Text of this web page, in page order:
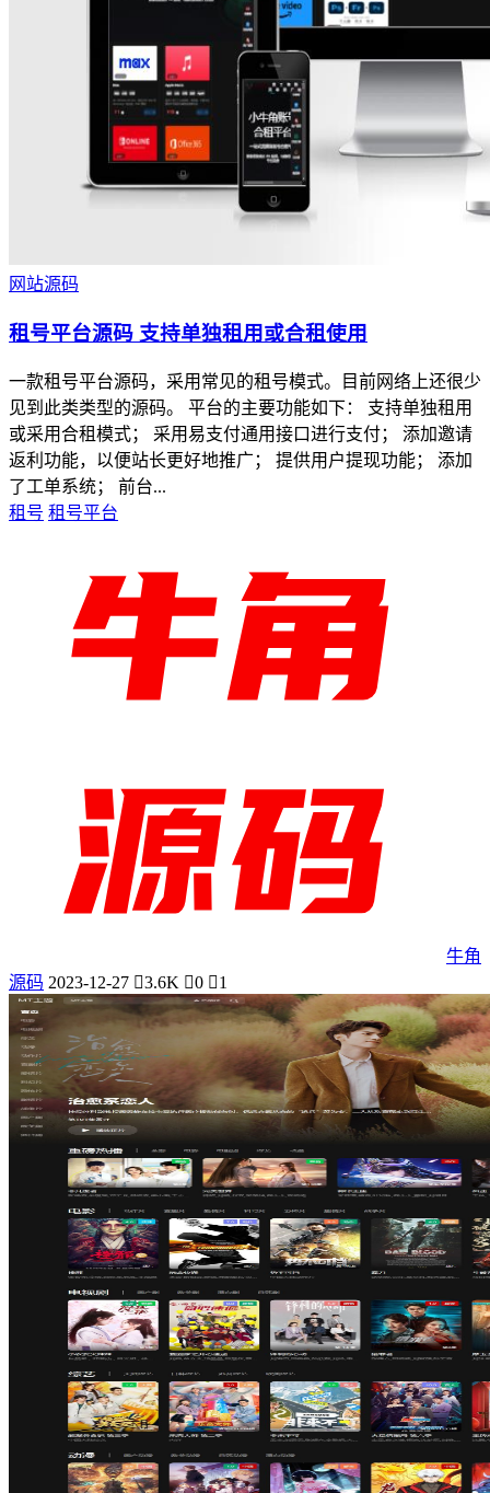
网站源码
租号平台源码 支持单独租用或合租使用
一款租号平台源码，采用常见的租号模式。目前网络上还很少
见到此类类型的源码。 平台的主要功能如下： 支持单独租用
或采用合租模式； 采用易支付通用接口进行支付； 添加邀请
返利功能，以便站长更好地推广； 提供用户提现功能； 添加
了工单系统； 前台...
租号 租号平台
牛角
源码 2023-12-27 3.6K 0 1